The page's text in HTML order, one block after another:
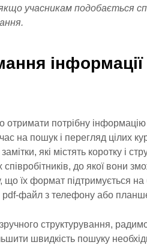
учасникам подобається
потрібну інформацію
на пошук і перегляд цілих
які містять коротку і
до якої вони
їх формат підтримується на
pdf-файл з телефону або
структурування,
швидкість пошуку